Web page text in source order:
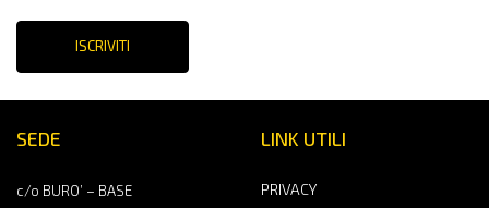
SEDE
c/o BURO’ – BASE
LINK UTILI
PRIVACY
ISCRIVITI